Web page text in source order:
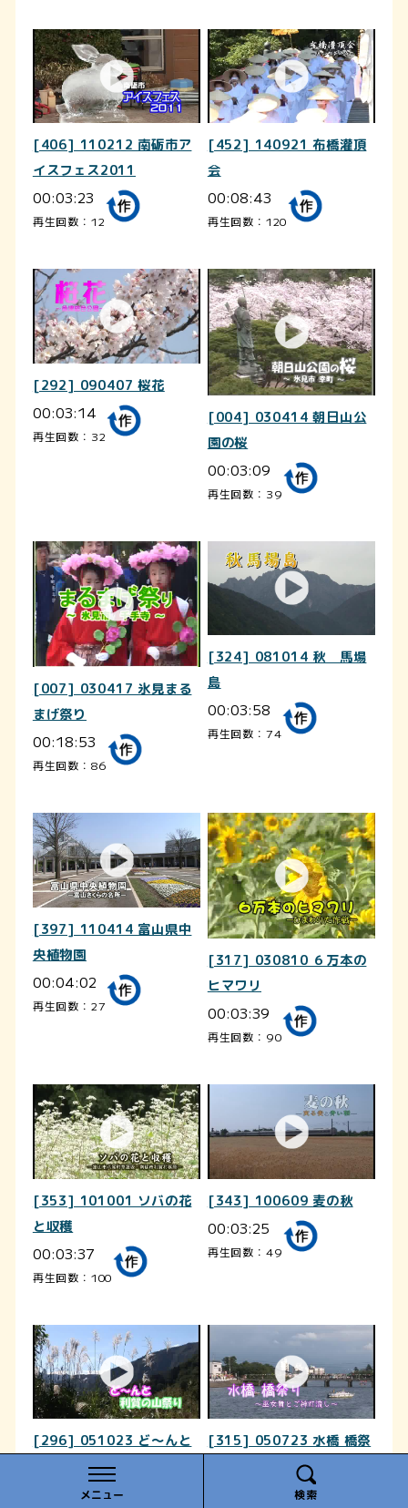
メニュー 検索
[406] 110212 南砺市ア
イスフェス2011
00:03:23
再生回数：12
[452] 140921 布橋灌頂
会
00:08:43
再生回数：120
[292] 090407 桜花
00:03:14
再生回数：32
[004] 030414 朝日山公
園の桜
00:03:09
再生回数：39
[007] 030417 氷見まる
まげ祭り
00:18:53
再生回数：86
[324] 081014 秋 馬場
島
00:03:58
再生回数：74
[397] 110414 富山県中
央植物園
00:04:02
再生回数：27
[317] 030810 ６万本の
ヒマワリ
00:03:39
再生回数：90
[353] 101001 ソバの花
と収穫
00:03:37
再生回数：100
[343] 100609 麦の秋
00:03:25
再生回数：49
[296] 051023 ど～んと
利賀の山祭り
00:04:59
[315] 050723 水橋 橋祭